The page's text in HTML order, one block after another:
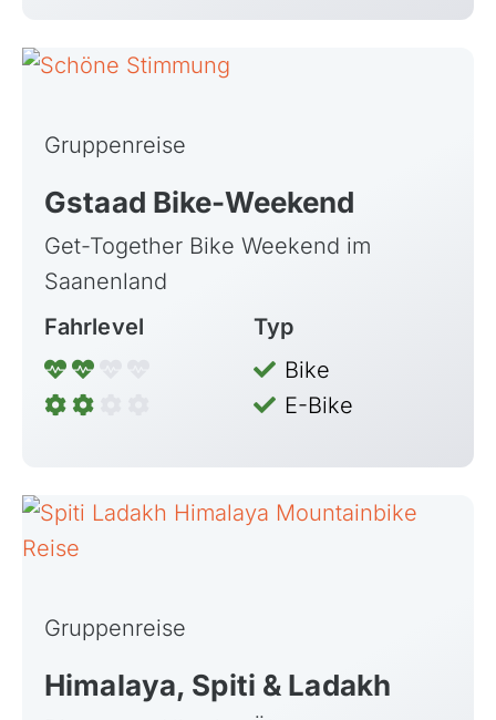
Gruppenreise
Gstaad Bike-Weekend
Get-Together Bike Weekend im
Saanenland
Fahrlevel
Typ
Bike
E-Bike
Gruppenreise
Himalaya, Spiti & Ladakh
Transalp/Alpenüberquerungen
Kapverdische Inseln
Madagaskar
Marokko
Ruanda
Südafrika
Uganda